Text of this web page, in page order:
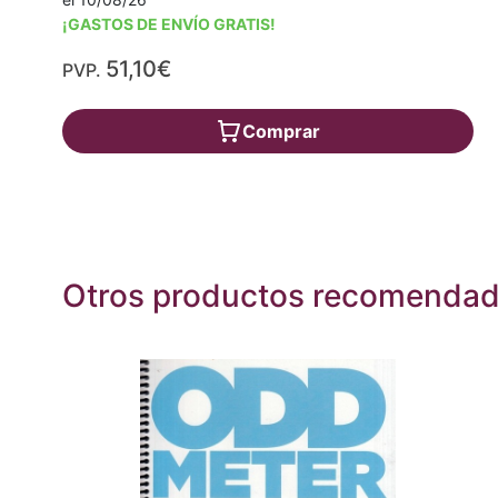
¡GASTOS DE ENVÍO GRATIS!
PVP. 51,10€
Comprar
Otros productos